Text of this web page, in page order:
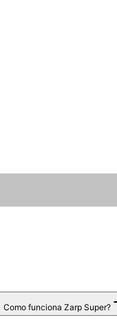
Como funciona Zarp Super?